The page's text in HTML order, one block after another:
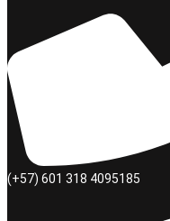
(+57) 601 318 4095185